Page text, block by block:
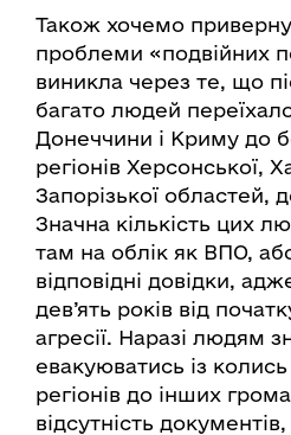
Також хочемо
проблеми «подвійних
виникла через те, що
багато людей
Донеччини і Криму до
регіонів Херсонської,
Запорізької областей,
Значна кількість цих
там на облік як ВПО,
відповідні довідки,
дев’ять років від
агресії. Наразі людям
евакуюватись із
регіонів до інших
відсутність документів,